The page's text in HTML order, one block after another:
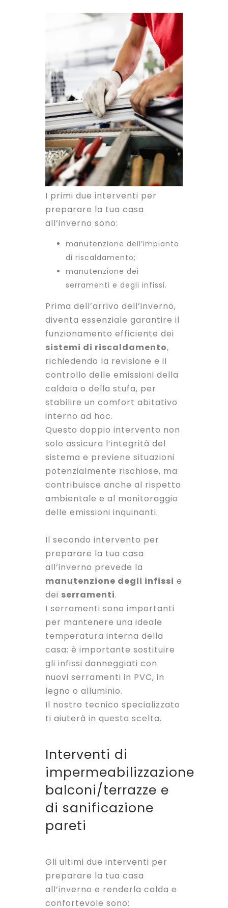
I primi due interventi per
preparare la tua casa
all’inverno sono:
manutenzione dell’impianto
di riscaldamento;
manutenzione dei
serramenti e degli infissi.
Prima dell’arrivo dell’inverno,
diventa essenziale garantire il
funzionamento efficiente dei
sistemi di riscaldamento,
richiedendo la revisione e il
controllo delle emissioni della
caldaia o della stufa, per
stabilire un comfort abitativo
interno ad hoc.
Questo doppio intervento non
solo assicura l’integrità del
sistema e previene situazioni
potenzialmente rischiose, ma
contribuisce anche al rispetto
ambientale e al monitoraggio
delle emissioni inquinanti.
Il secondo intervento per
preparare la tua casa
all’inverno prevede la
manutenzione degli infissi e
dei serramenti.
I serramenti sono importanti
per mantenere una ideale
temperatura interna della
casa: è importante sostituire
gli infissi danneggiati con
nuovi serramenti in PVC, in
legno o alluminio.
Il nostro tecnico specializzato
ti aiuterà in questa scelta.
Interventi di
impermeabilizzazione
balconi/terrazze e
di sanificazione
pareti
Gli ultimi due interventi per
preparare la tua casa
all’inverno e renderla calda e
confortevole sono: